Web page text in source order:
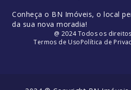
Conheça o BN Imóveis, o local
da sua nova moradia!
@ 2024 Todos os
Termos de UsoPolítica de